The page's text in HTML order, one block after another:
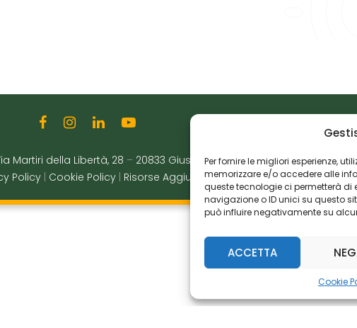
Per fornire le migliori esperienze,
memorizzare e/o accedere alle
queste tecnologie ci permetterà
navigazione o ID unici su questo
può influire negativamente su
ACCETTA
Cookie
Martiri della Libertà, 28 – 20833 Giussano (MB) | P.I. 06982770965
Policy
Cookie Policy Risorse Aggiuntive